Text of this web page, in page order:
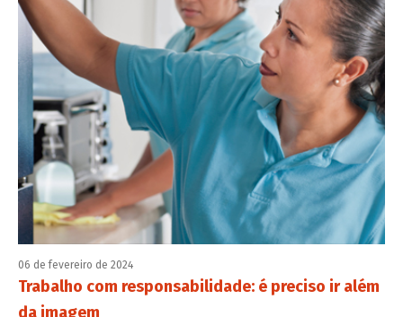
06 de fevereiro de 2024
Trabalho com responsabilidade: é preciso ir além
da imagem